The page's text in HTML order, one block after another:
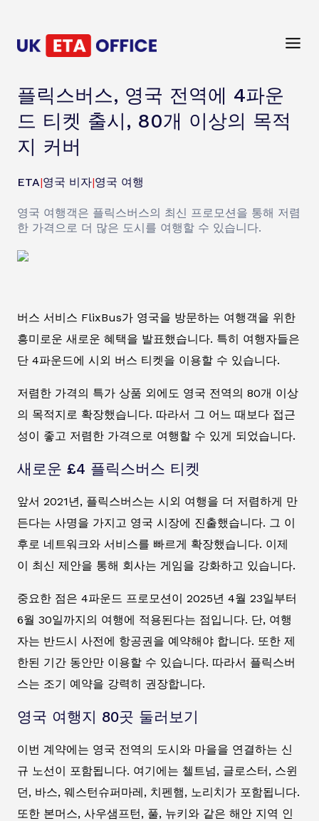
플릭스버스, 영국 전역에 4파운
드 티켓 출시, 80개 이상의 목적
지 커버
ETA|영국 비자|영국 여행
영국 여행객은 플릭스버스의 최신 프로모션을 통해 저렴
한 가격으로 더 많은 도시를 여행할 수 있습니다.
버스 서비스 FlixBus가 영국을 방문하는 여행객을 위한
흥미로운 새로운 혜택을 발표했습니다. 특히 여행자들은
단 4파운드에 시외 버스 티켓을 이용할 수 있습니다.
저렴한 가격의 특가 상품 외에도 영국 전역의 80개 이상
의 목적지로 확장했습니다. 따라서 그 어느 때보다 접근
성이 좋고 저렴한 가격으로 여행할 수 있게 되었습니다.
새로운 £4 플릭스버스 티켓
앞서 2021년, 플릭스버스는 시외 여행을 더 저렴하게 만
든다는 사명을 가지고 영국 시장에 진출했습니다. 그 이
후로 네트워크와 서비스를 빠르게 확장했습니다. 이제
이 최신 제안을 통해 회사는 게임을 강화하고 있습니다.
중요한 점은 4파운드 프로모션이 2025년 4월 23일부터
6월 30일까지의 여행에 적용된다는 점입니다. 단, 여행
자는 반드시 사전에 항공권을 예약해야 합니다. 또한 제
한된 기간 동안만 이용할 수 있습니다. 따라서 플릭스버
스는 조기 예약을 강력히 권장합니다.
영국 여행지 80곳 둘러보기
이번 계약에는 영국 전역의 도시와 마을을 연결하는 신
규 노선이 포함됩니다. 여기에는 첼트넘, 글로스터, 스윈
던, 바스, 웨스턴슈퍼마레, 치펜햄, 노리치가 포함됩니다.
또한 본머스, 사우샘프턴, 풀, 뉴키와 같은 해안 지역 인